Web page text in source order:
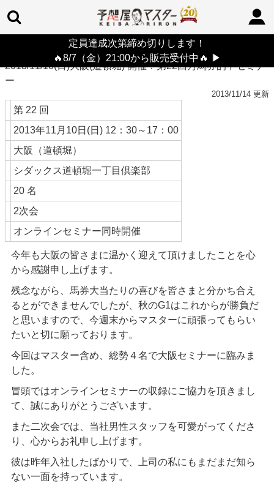
定員達成次第締め切りします！
🔥8/7（金）21:00から販売受付中🔥
▶
> 2013/11/10(日)大阪(道頓堀) 開催！第22回万馬券的中セミナー
2013/11/10(日)大阪(道頓堀) 開催！第22回万馬券的中セミナ
ー
2013/11/14 更新
第 22 回
2013年11月10日(日) 12：30～17：00
大阪（道頓堀）
シダックス道頓堀一丁目倶楽部
20 名
2次会
オンラインセミナー同時開催
今年も大阪の皆さまに温かく迎えて頂けましたことを心
から感謝申し上げます。
残念ながら、馬券大当たりの喜びを皆さまと分かち合え
るとができませんでしたが、秋のG1はこれからが勝負だ
と思いますので、今週末からマスターに頑張ってもらい
たいと切に願っております。
今回はマスター含め、総勢４名で大阪セミナーに臨みま
した。
冒頭ではオンラインセミナーの収録にご協力を頂きまし
て、誠にありがとうございます。
また二次会では、当社男性スタッフを可愛がってくださ
り、心からお礼申し上げます。
彼は昨年入社したばかりで、上司の私にもまだまだ知ら
ない一面を持っています。